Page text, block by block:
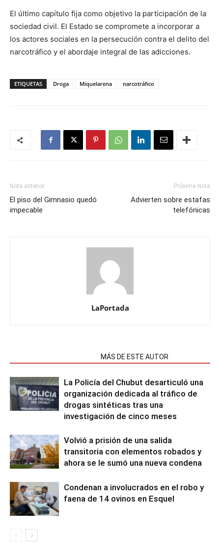
El último capítulo fija como objetivo la participación de la
sociedad civil. El Estado se compromete a incorporar a
los actores sociales en la persecución contra el delito del
narcotráfico y el abordaje integral de las adicciones.
ETIQUETAS Droga Miquelarena narcotráfico
Nota anterior
El piso del Gimnasio quedó
impecable
Próxima Nota
Advierten sobre estafas
telefónicas
LaPortada
MÁS DE ESTE AUTOR
La Policía del Chubut desarticuló una
organización dedicada al tráfico de
drogas sintéticas tras una
investigación de cinco meses
Volvió a prisión de una salida
transitoria con elementos robados y
ahora se le sumó una nueva condena
Condenan a involucrados en el robo y
faena de 14 ovinos en Esquel